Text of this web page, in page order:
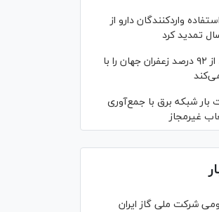
واردکنندگان دارو از
تمدید کرد
ایران همچنان بیش از ۹۲ درصد زعفران جهان را با
مگاوات بار شبکه برق با جمع‌آوری
شرکت ملی گاز ایران